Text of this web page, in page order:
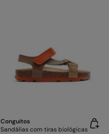
Conguitos
Sandálias com tiras biológicas